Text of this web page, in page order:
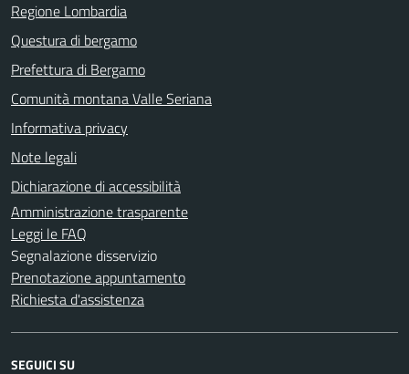
Regione Lombardia
Questura di bergamo
Prefettura di Bergamo
Comunità montana Valle Seriana
Informativa privacy
Note legali
Dichiarazione di accessibilità
Amministrazione trasparente
Leggi le FAQ
Segnalazione disservizio
Prenotazione appuntamento
Richiesta d'assistenza
SEGUICI SU